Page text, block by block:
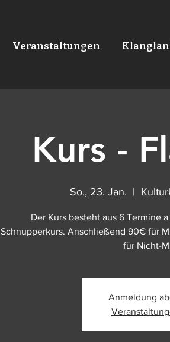
Veranstaltungen
Kurs -
So., 23. Jan.
  |
Der Kurs besteht aus 6 Termine
Schnupperkurs. Anschließend 90€ für
für Nicht-
Anmeldung